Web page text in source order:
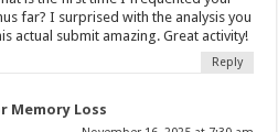
far? I surprised with the analysis you
actual submit amazing. Great activity!
Reply
Memory Loss